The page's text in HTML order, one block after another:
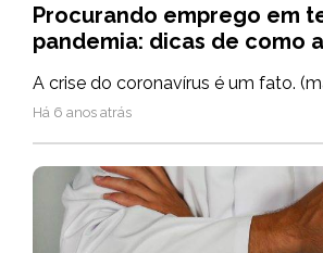
Procurando emprego em
pandemia: dicas de como
A crise do coronavírus é um fato.
Há 6 anos atrás